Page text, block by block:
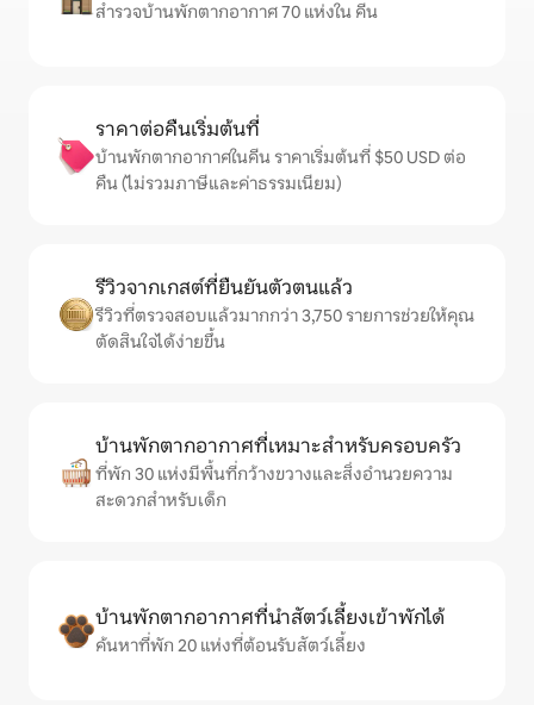
สำรวจบ้านพักตากอากาศ 70 แห่งใน คีน
ราคาต่อคืนเริ่มต้นที่
บ้านพักตากอากาศในคีน ราคาเริ่มต้นที่ $50 USD ต่อ
คืน (ไม่รวมภาษีและค่าธรรมเนียม)
รีวิวจากเกสต์ที่ยืนยันตัวตนแล้ว
รีวิวที่ตรวจสอบแล้วมากกว่า 3,750 รายการช่วยให้คุณ
ตัดสินใจได้ง่ายขึ้น
บ้านพักตากอากาศที่เหมาะสำหรับครอบครัว
ที่พัก 30 แห่งมีพื้นที่กว้างขวางและสิ่งอำนวยความ
สะดวกสำหรับเด็ก
บ้านพักตากอากาศที่นำสัตว์เลี้ยงเข้าพักได้
ค้นหาที่พัก 20 แห่งที่ต้อนรับสัตว์เลี้ยง